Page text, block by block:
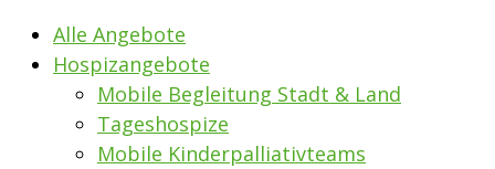
Alle Angebote
Hospizangebote
Mobile Begleitung Stadt & Land
Tageshospize
Mobile Kinderpalliativteams